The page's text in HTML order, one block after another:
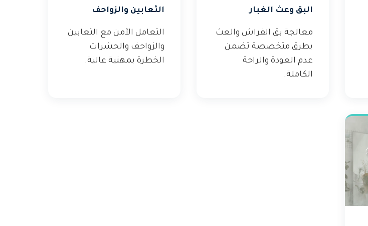
البق وعث الغبار
معالجة بق الفراش والعث
بطرق متخصصة تضمن
عدم العودة والراحة
الكاملة.
الثعابين والزواحف
التعامل الآمن مع الثعابين
والزواحف والحشرات
الخطرة بمهنية عالية.